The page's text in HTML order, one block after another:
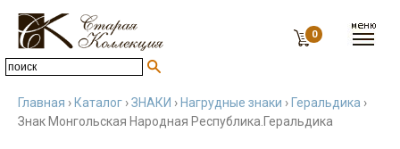
0
Главная › Каталог ›ЗНАКИ › Нагрудные знаки › Геральдика ›
Знак Монгольская Народная Республика.Геральдика